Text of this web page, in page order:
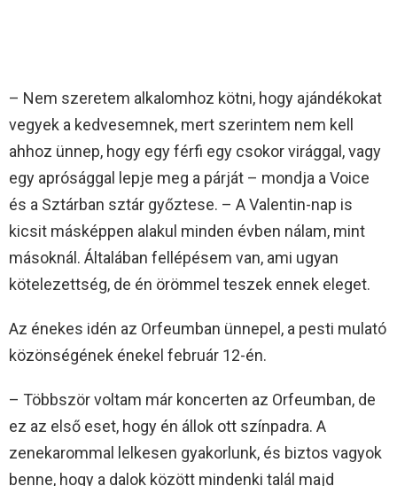
– Nem szeretem alkalomhoz kötni, hogy ajándékokat
vegyek a kedvesemnek, mert szerintem nem kell
ahhoz ünnep, hogy egy férfi egy csokor virággal, vagy
egy aprósággal lepje meg a párját – mondja a Voice
és a Sztárban sztár győztese. – A Valentin-nap is
kicsit másképpen alakul minden évben nálam, mint
másoknál. Általában fellépésem van, ami ugyan
kötelezettség, de én örömmel teszek ennek eleget.
Az énekes idén az Orfeumban ünnepel, a pesti mulató
közönségének énekel február 12-én.
– Többször voltam már koncerten az Orfeumban, de
ez az első eset, hogy én állok ott színpadra. A
zenekarommal lelkesen gyakorlunk, és biztos vagyok
benne, hogy a dalok között mindenki talál majd